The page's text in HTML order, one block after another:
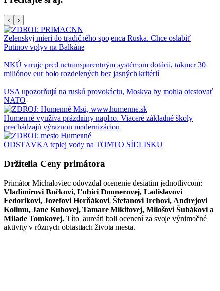
‹ ›
Zelenskyj mieri do tradičného spojenca Ruska. Chce oslabiť
Putinov vplyv na Balkáne
NKÚ varuje pred netransparentným systémom dotácií, takmer 30
miliónov eur bolo rozdelených bez jasných kritérií
USA upozorňujú na ruskú provokáciu, Moskva by mohla otestovať
NATO
Humenné využíva prázdniny naplno. Viaceré základné školy
prechádzajú výraznou modernizáciou
ODSTÁVKA teplej vody na TOMTO SÍDLISKU
Držitelia Ceny primátora
Primátor Michaloviec odovzdal ocenenie desiatim jednotlivcom:
Vladimírovi Bučkovi, Ľubici Donnerovej, Ladislavovi
Fedorikovi, Jozefovi Horňákovi, Štefanovi Irchovi, Andrejovi
Kolimu, Jane Kubovej, Tamare Mikitovej, Milošovi Šubákovi a
Milade Tomkovej. Títo laureáti boli ocenení za svoje výnimočné
aktivity v rôznych oblastiach života mesta.